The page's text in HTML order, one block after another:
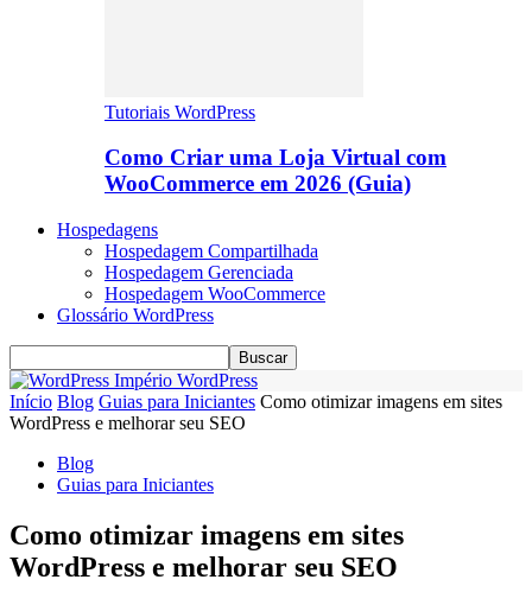
Tutoriais WordPress
Como Criar uma Loja Virtual com
WooCommerce em 2026 (Guia)
Hospedagens
Hospedagem Compartilhada
Hospedagem Gerenciada
Hospedagem WooCommerce
Glossário WordPress
Império WordPress
Início Blog Guias para Iniciantes Como otimizar imagens em sites
WordPress e melhorar seu SEO
Blog
Guias para Iniciantes
Como otimizar imagens em sites
WordPress e melhorar seu SEO